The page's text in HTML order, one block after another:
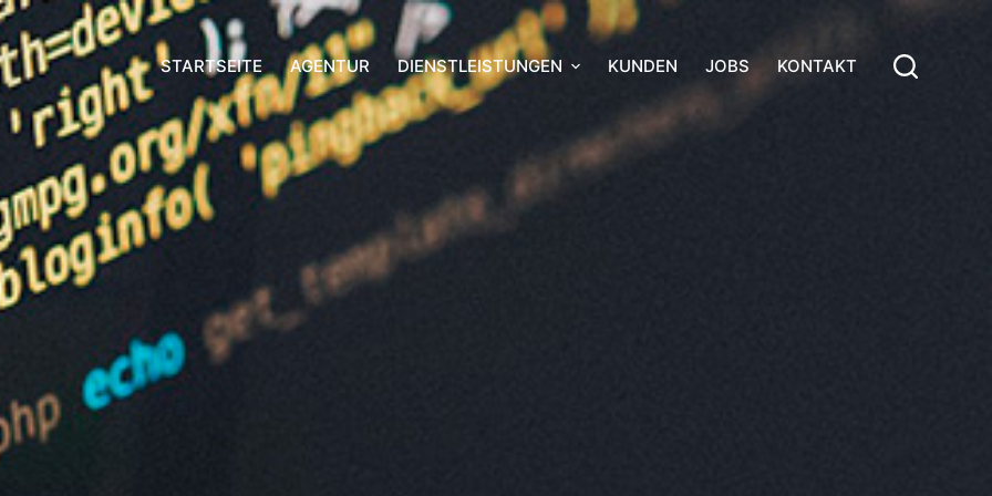
STARTSEITE AGENTUR DIENSTLEISTUNGEN KUNDEN JOBS KONTAKT